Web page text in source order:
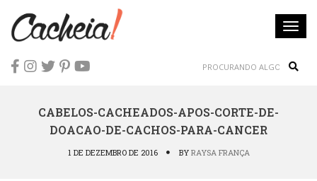
CABELOS-CACHEADOS-APOS-CORTE-DE-
DOACAO-DE-CACHOS-PARA-CANCER
1 DE DEZEMBRO DE 2016 BY RAYSA FRANÇA